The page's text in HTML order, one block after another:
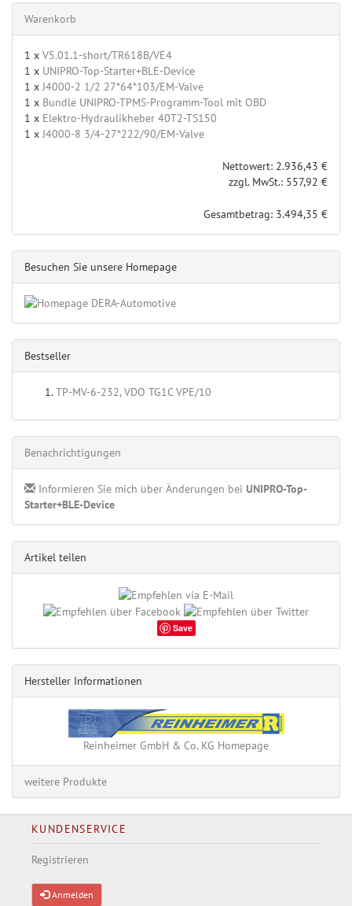
Warenkorb
1 x V5.01.1-short/TR618B/VE4
1 x UNIPRO-Top-Starter+BLE-Device
1 xJ4000-2 1/2 27*64*103/EM-Valve
1 x Bundle UNIPRO-TPMS-Programm-Tool mit OBD
1 x Elektro-Hydraulikheber 40T2-TS150
1 xJ4000-8 3/4-27*222/90/EM-Valve
Nettowert: 2.936,43 €
zzgl. MwSt.: 557,92 €
Gesamtbetrag: 3.494,35 €
Besuchen Sie unsere Homepage
Bestseller
TP-MV-6-232, VDO TG1C VPE/10
Benachrichtigungen
Informieren Sie mich über Änderungen bei UNIPRO-Top-
Starter+BLE-Device
Artikel teilen
Save
Hersteller Informationen
Reinheimer GmbH & Co. KG Homepage
weitere Produkte
KUNDENSERVICE
Registrieren
Anmelden